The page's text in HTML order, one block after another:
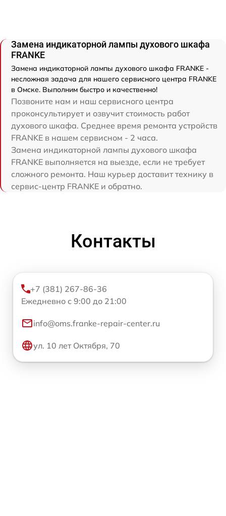
Замена индикаторной лампы духового шкафа
FRANKE
Замена индикаторной лампы духового шкафа FRANKE -
несложная задача для нашего сервисного центра FRANKE
в Омске. Выполним быстро и качественно!
Позвоните нам и наш сервисного центра
проконсультирует и озвучит стоимость работ
духового шкафа. Среднее время ремонта устройств
FRANKE в нашем сервисном - 2 часа.
Замена индикаторной лампы духового шкафа
FRANKE выполняется на выезде, если не требует
сложного ремонта. Наш курьер доставит технику в
сервис-центр FRANKE и обратно.
Контакты
+7 (381) 267-86-36
Ежедневно с 9:00 до 21:00
info@oms.franke-repair-center.ru
ул. 10 лет Октября, 70